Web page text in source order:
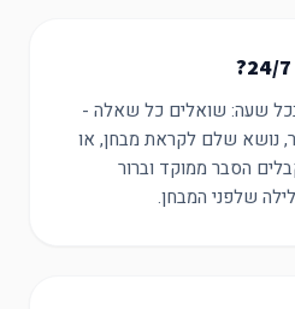
בכל שעה: שואלים כל שאלה -
נושא שלם לקראת מבחן, או
הסבר ממוקד וברור
שלפני המבחן.